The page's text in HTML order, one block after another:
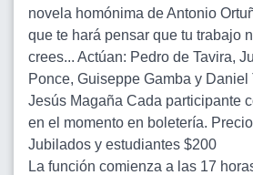
novela homónima de Antonio
que te hará pensar que tu trabajo
crees... Actúan: Pedro de Tavira,
Ponce, Guiseppe Gamba y Daniel
Jesús Magaña Cada participante
en el momento en boletería.
Jubilados y estudiantes $200
La función comienza a las 17